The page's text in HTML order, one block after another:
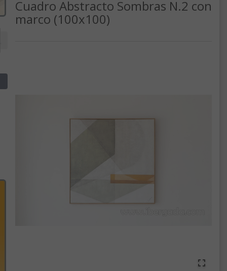
Cuadro Abstracto Sombras N.2 con
marco (100x100)